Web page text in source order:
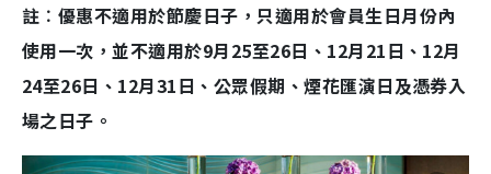
註︰優惠不適用於節慶日子，只適用於會員生日月份內
使用一次，並不適用於9月25至26日、12月21日、12月
24至26日、12月31日、公眾假期、煙花匯演日及憑券入
場之日子。